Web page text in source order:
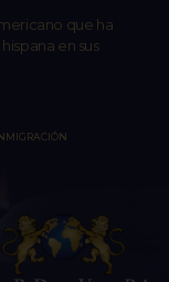
que ha
en sus